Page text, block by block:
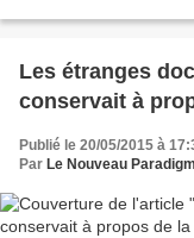
Les étranges
conservait à
Publié le 20/05/2015 à
Par Le Nouveau